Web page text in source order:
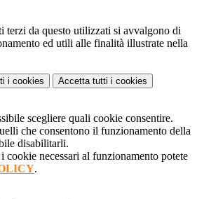
terzi da questo utilizzati si avvalgono di
ed utili alle finalità illustrate nella
i cookies Accetta tutti i cookies
scegliere quali cookie consentire.
che consentono il funzionamento della
disabilitarli.
cookie necessari al funzionamento potete
.